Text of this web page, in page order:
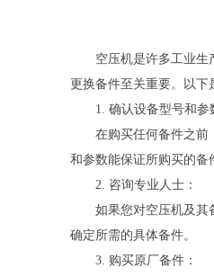
空压机是许多工业生
更换备件至关重要。以下
1. 确认设备型号和参
在购买任何备件之前
和参数能保证所购买的备
2. 咨询专业人士：
如果您对空压机及其
确定所需的具体备件。
3. 购买原厂备件：